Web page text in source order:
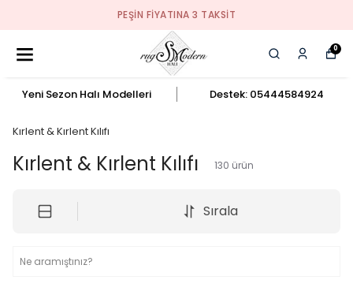
PEŞIN FIYATINA 3 TAKSIT
0
Yeni Sezon Halı Modelleri Destek: 05444584924
Kırlent & Kırlent Kılıfı
Kırlent & Kırlent Kılıfı 130 ürün
Sırala